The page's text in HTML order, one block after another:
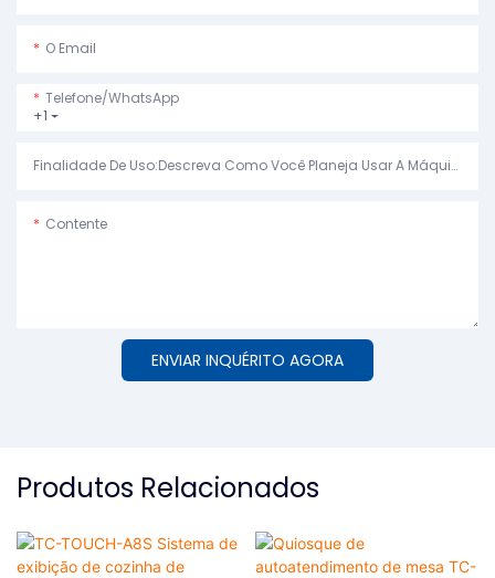
O Email
+1
Telefone/WhatsApp
Finalidade De Uso:Descreva Como Você Planeja Usar A Máquina.
Contente
ENVIAR INQUÉRITO AGORA
Produtos Relacionados